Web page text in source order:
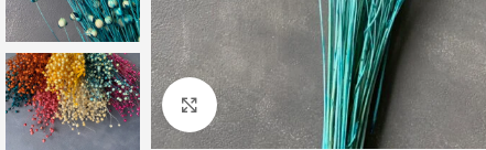
Клацніть, щоб збільшити